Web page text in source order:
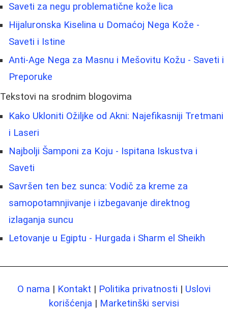
Saveti za negu problematične kože lica
Hijaluronska Kiselina u Domaćoj Nega Kože -
Saveti i Istine
Anti-Age Nega za Masnu i Mešovitu Kožu - Saveti i
Preporuke
Tekstovi na srodnim blogovima
Kako Ukloniti Ožiljke od Akni: Najefikasniji Tretmani
i Laseri
Najbolji Šamponi za Koju - Ispitana Iskustva i
Saveti
Savršen ten bez sunca: Vodič za kreme za
samopotamnjivanje i izbegavanje direktnog
izlaganja suncu
Letovanje u Egiptu - Hurgada i Sharm el Sheikh
O nama | Kontakt | Politika privatnosti | Uslovi
korišćenja | Marketinški servisi